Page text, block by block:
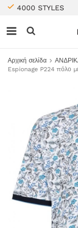
4000 STYLES
Αρχική σελίδα
Espionage P224 πόλο